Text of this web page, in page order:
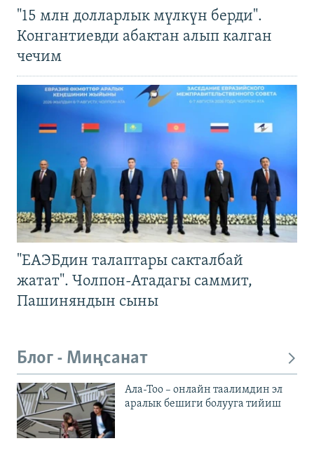
"15 млн долларлык мүлкүн берди".
Конгантиевди абактан алып калган
чечим
"ЕАЭБдин талаптары сакталбай
жатат". Чолпон-Атадагы саммит,
Пашиняндын сыны
Блог - Миңсанат
Ала-Тоо – онлайн таалимдин эл
аралык бешиги болууга тийиш